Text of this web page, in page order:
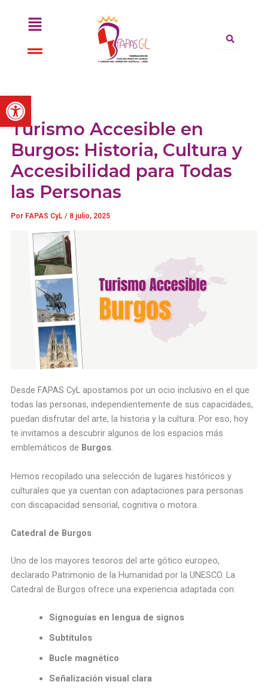
Abrir barra de herramientas
Menú
Menú
Turismo Accesible en
Burgos: Historia, Cultura y
Accesibilidad para Todas
las Personas
Por FAPAS CyL / 8 julio, 2025
Desde FAPAS CyL apostamos por un ocio inclusivo en el que
todas las personas, independientemente de sus capacidades,
puedan disfrutar del arte, la historia y la cultura. Por eso, hoy
te invitamos a descubrir algunos de los espacios más
emblemáticos de Burgos.
Hemos recopilado una selección de lugares históricos y
culturales que ya cuentan con adaptaciones para personas
con discapacidad sensorial, cognitiva o motora.
Catedral de Burgos
Uno de los mayores tesoros del arte gótico europeo,
declarado Patrimonio de la Humanidad por la UNESCO. La
Catedral de Burgos ofrece una experiencia adaptada con:
Signoguías en lengua de signos
Subtítulos
Bucle magnético
Señalización visual clara